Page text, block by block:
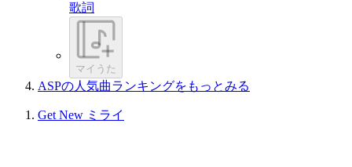
歌詞
マイうた
ASPの人気曲ランキングをもっとみる
Get New ミライ